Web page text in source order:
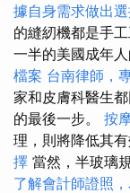
據自身需求做出
的縫紉機都是手
一半的美國成年
檔案 台南律師，
家和皮膚科醫生
的最後一步。 按
理，則將降低其有
擇 當然，半玻璃
了解會計師證照